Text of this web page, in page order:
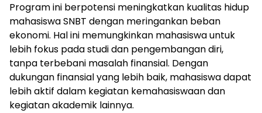
Program ini berpotensi meningkatkan kualitas hidup
mahasiswa SNBT dengan meringankan beban
ekonomi. Hal ini memungkinkan mahasiswa untuk
lebih fokus pada studi dan pengembangan diri,
tanpa terbebani masalah finansial. Dengan
dukungan finansial yang lebih baik, mahasiswa dapat
lebih aktif dalam kegiatan kemahasiswaan dan
kegiatan akademik lainnya.